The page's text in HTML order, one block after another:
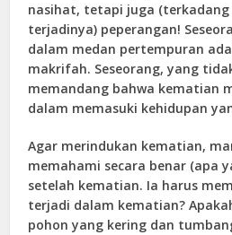
nasihat, tetapi juga (terkadang
terjadinya) peperangan!
dalam medan pertempuran
makrifah. Seseorang, yang
memandang bahwa kematian
dalam memasuki kehidupan
Agar merindukan kematian,
memahami secara benar (apa
setelah kematian. Ia harus
terjadi dalam kematian?
pohon yang kering dan